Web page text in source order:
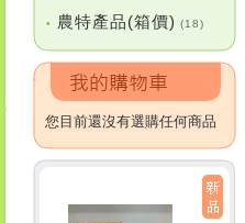
• 農特產品(箱價) (18)
您目前還沒有選購任何商品